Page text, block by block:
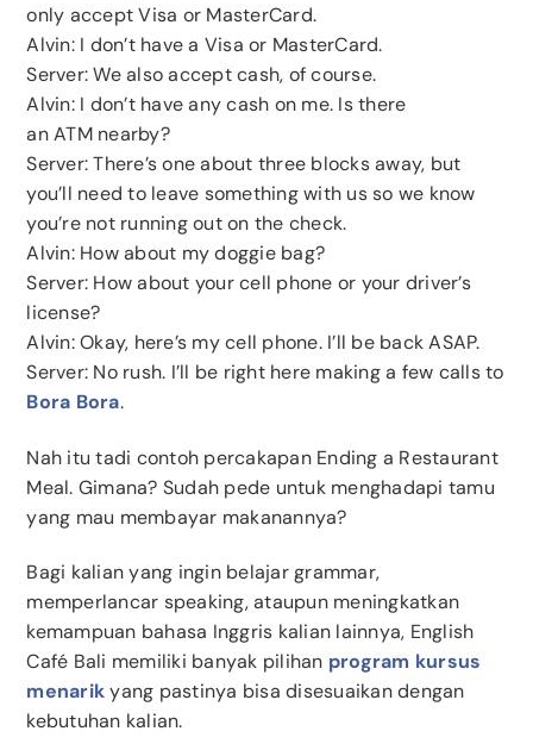
only accept Visa or MasterCard.
Alvin: I don’t have a Visa or MasterCard.
Server: We also accept cash, of course.
Alvin: I don’t have any cash on me. Is there
an ATM nearby?
Server: There’s one about three blocks away, but
you’ll need to leave something with us so we know
you’re not running out on the check.
Alvin: How about my doggie bag?
Server: How about your cell phone or your driver’s
license?
Alvin: Okay, here’s my cell phone. I’ll be back ASAP.
Server: No rush. I’ll be right here making a few calls to
Bora Bora.
Nah itu tadi contoh percakapan Ending a Restaurant
Meal. Gimana? Sudah pede untuk menghadapi tamu
yang mau membayar makanannya?
Bagi kalian yang ingin belajar grammar,
memperlancar speaking, ataupun meningkatkan
kemampuan bahasa Inggris kalian lainnya, English
Café Bali memiliki banyak pilihan program kursus
menarikyang pastinya bisa disesuaikan dengan
kebutuhan kalian.